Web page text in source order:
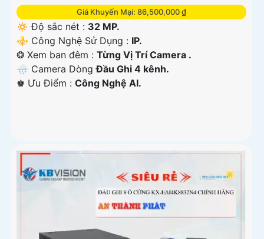
Giá Khuyến Mại: 86,500,000 ₫
🔅 Độ sắc nét : 32 MP.
⚜️ Công Nghệ Sử Dụng : IP.
❂ Xem ban đêm : Từng Vị Trí Camera .
🌧️ Camera DòngĐầu Ghi 4 kênh.
️♚ Ưu Điểm : Công Nghệ AI.